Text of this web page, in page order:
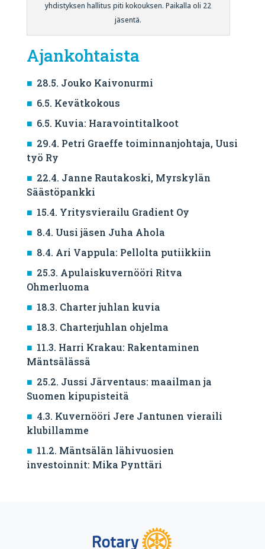
yhdistyksen hallitus piti kokouksen. Paikalla oli 22
jäsentä.
Ajankohtaista
28.5. Jouko Kaivonurmi
6.5. Kevätkokous
6.5. Kuvia: Haravointitalkoot
29.4. Petri Graeffe toiminnanjohtaja, Uusi
työ Ry
22.4. Janne Rautakoski, Myrskylän
Säästöpankki
15.4. Yritysvierailu Gradient Oy
8.4. Uusi jäsen Juha Ahola
8.4. Ari Vappula: Pellolta putiikkiin
25.3. Apulaiskuvernööri Ritva
Ohmerluoma
18.3. Charter juhlan kuvia
18.3. Charterjuhlan ohjelma
11.3. Harri Krakau: Rakentaminen
Mäntsälässä
25.2. Jussi Järventaus: maailman ja
Suomen kipupisteitä
4.3. Kuvernööri Jere Jantunen vieraili
klubillamme
11.2. Mäntsälän lähivuosien
investoinnit: Mika Pynttäri